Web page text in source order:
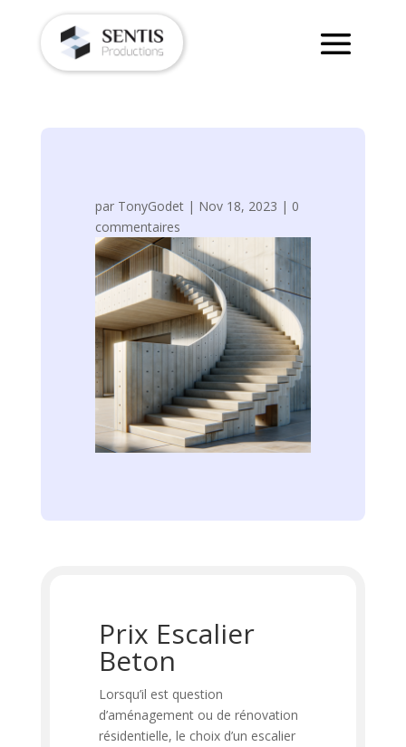
par TonyGodet| Nov 18, 2023 | 0
commentaires
Prix Escalier
Beton
Lorsqu’il est question
d’aménagement ou de rénovation
résidentielle, le choix d’un escalier